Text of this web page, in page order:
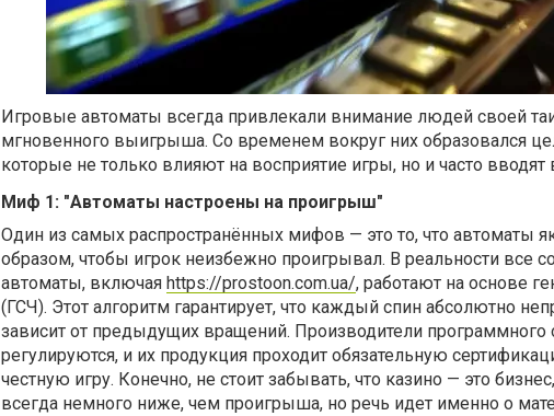
Игровые автоматы всегда привлекали внимание людей своей
мгновенного выигрыша. Со временем вокруг них образовался
которые не только влияют на восприятие игры, но и часто вводят
Миф 1: "Автоматы настроены на проигрыш"
Один из самых распространённых мифов — это то, что автоматы
образом, чтобы игрок неизбежно проигрывал. В реальности все
автоматы, включая https://prostoon.com.ua/, работают на основе
(ГСЧ). Этот алгоритм гарантирует, что каждый спин абсолютно
зависит от предыдущих вращений. Производители программного
регулируются, и их продукция проходит обязательную
честную игру. Конечно, не стоит забывать, что казино — это
всегда немного ниже, чем проигрыша, но речь идет именно о